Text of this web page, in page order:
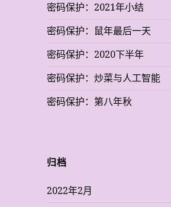
密码保护：2021年小结
密码保护：鼠年最后一天
密码保护：2020下半年
密码保护：炒菜与人工智能
密码保护：第八年秋
归档
2022年2月